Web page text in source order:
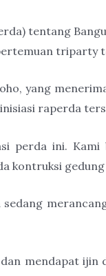
tentang
triparty
yang
raperda
perda ini.
kontruksi gedung
sedang
mendapat